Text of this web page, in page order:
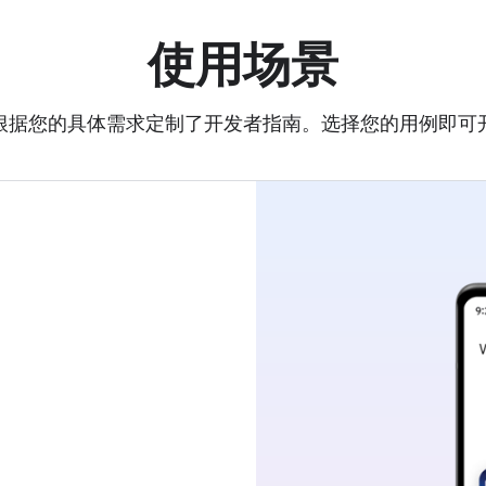
使用场景
据您的具体需求定制了开发者指南。选择您的用例即可